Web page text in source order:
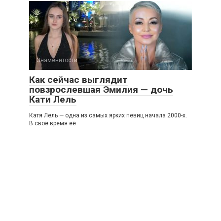
Знаменитости
Как сейчас выглядит
повзрослевшая Эмилия — дочь
Кати Лель
Катя Лель — одна из самых ярких певиц начала 2000-х.
В своё время её